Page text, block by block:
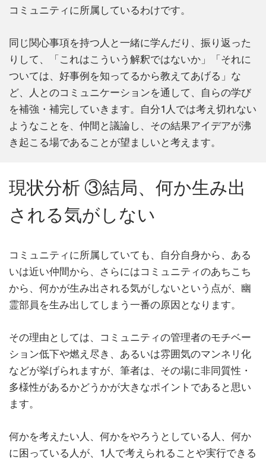
コミュニティに所属しているわけです。
同じ関心事項を持つ人と一緒に学んだり、振り返った
りして、「これはこういう解釈ではないか」「それに
ついては、好事例を知ってるから教えてあげる」な
ど、人とのコミュニケーションを通して、自らの学び
を補強・補完していきます。自分1人では考え切れない
ようなことを、仲間と議論し、その結果アイデアが沸
き起こる場であることが望ましいと考えます。
現状分析 ③結局、何か生み出
される気がしない
コミュニティに所属していても、自分自身から、ある
いは近い仲間から、さらにはコミュニティのあちこち
から、何かが生み出される気がしないという点が、幽
霊部員を生み出してしまう一番の原因となります。
その理由としては、コミュニティの管理者のモチベー
ション低下や燃え尽き、あるいは雰囲気のマンネリ化
などが挙げられますが、筆者は、その場に非同質性・
多様性があるかどうかが大きなポイントであると思い
ます。
何かを考えたい人、何かをやろうとしている人、何か
に困っている人が、1人で考えられることや実行できる